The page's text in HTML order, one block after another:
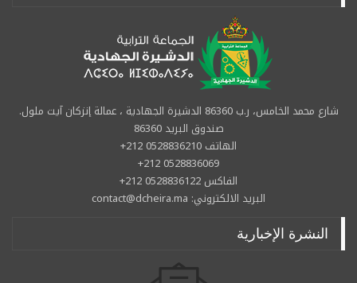
شارع محمد الخامس، ر.ب 86360 الدشيرة الجهادية ، عمالة إنزكان آيت ملول.
صندوق البريد 86360
الهاتف 0528836210 212+
0528836069 212+
الفاكس 0528836122 212+
البريد الالكتروني: contact@dcheira.ma
النشرة الإخبارية